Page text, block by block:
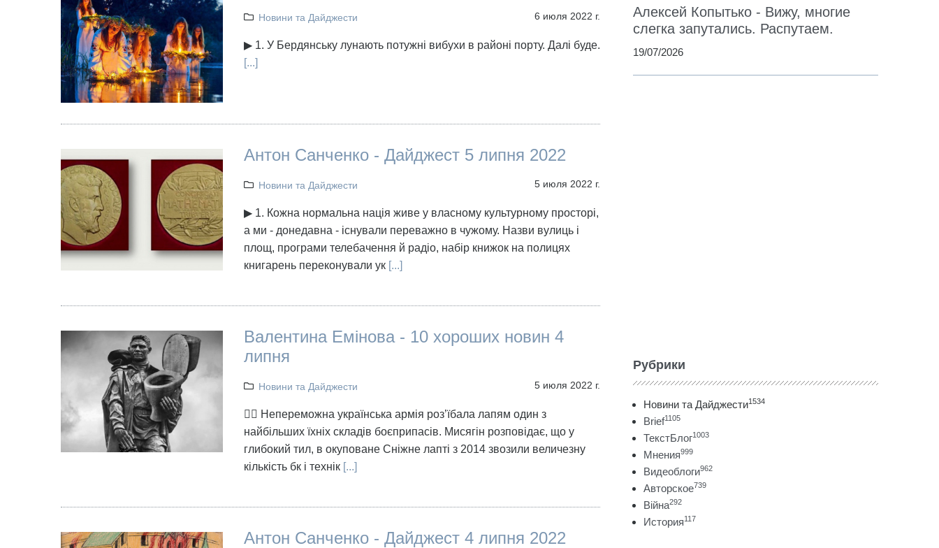
Новини та Дайджести 6 июля 2022 г.
▶ 1. У Бердянську лунають потужні вибухи в районі порту. Далі буде.
[...]
Антон Санченко - Дайджест 5 липня 2022
Новини та Дайджести 5 июля 2022 г.
▶ 1. Кожна нормальна нація живе у власному культурному просторі,
а ми - донедавна - існували переважно в чужому. Назви вулиць і
площ, програми телебачення й радіо, набір книжок на полицях
книгарень переконували ук [...]
Валентина Емінова - 10 хороших новин 4
липня
Новини та Дайджести 5 июля 2022 г.
👉🏻 Непереможна українська армія роз’їбала лапям один з
найбільших їхніх складів боєприпасів. Мисягін розповідає, що у
глибокий тил, в окуповане Сніжне лапті з 2014 звозили величезну
кількість бк і технік [...]
Антон Санченко - Дайджест 4 липня 2022
Алексей Копытько - Вижу, многие
слегка запутались. Распутаем.
19/07/2026
Рубрики
Новини та Дайджести1534
Brief1105
ТекстБлог1003
Мнения999
Видеоблоги962
Авторское739
Війна292
История117